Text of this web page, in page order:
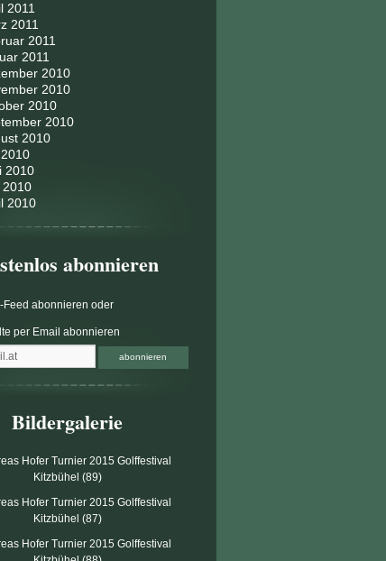
2011
2011
2011
2011
2010
2010
2010
2010
2010
2010
2010
2010
abonnieren
Feed abonnieren oder
per Email abonnieren
Bildergalerie